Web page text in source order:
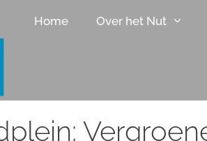
Home Over het Nut